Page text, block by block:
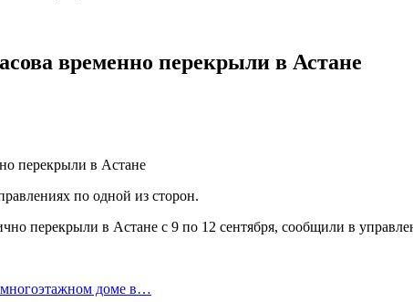
временно перекрыли в Астане
по одной из сторон.
перекрыли в Астане с 9 по 12 сентября, сообщили в
многоэтажном доме в…